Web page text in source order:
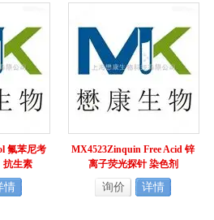
氟苯尼考
抗生素
情
MX4523Zinquin Free Acid 锌
离子荧光探针 染色剂
询价 详情